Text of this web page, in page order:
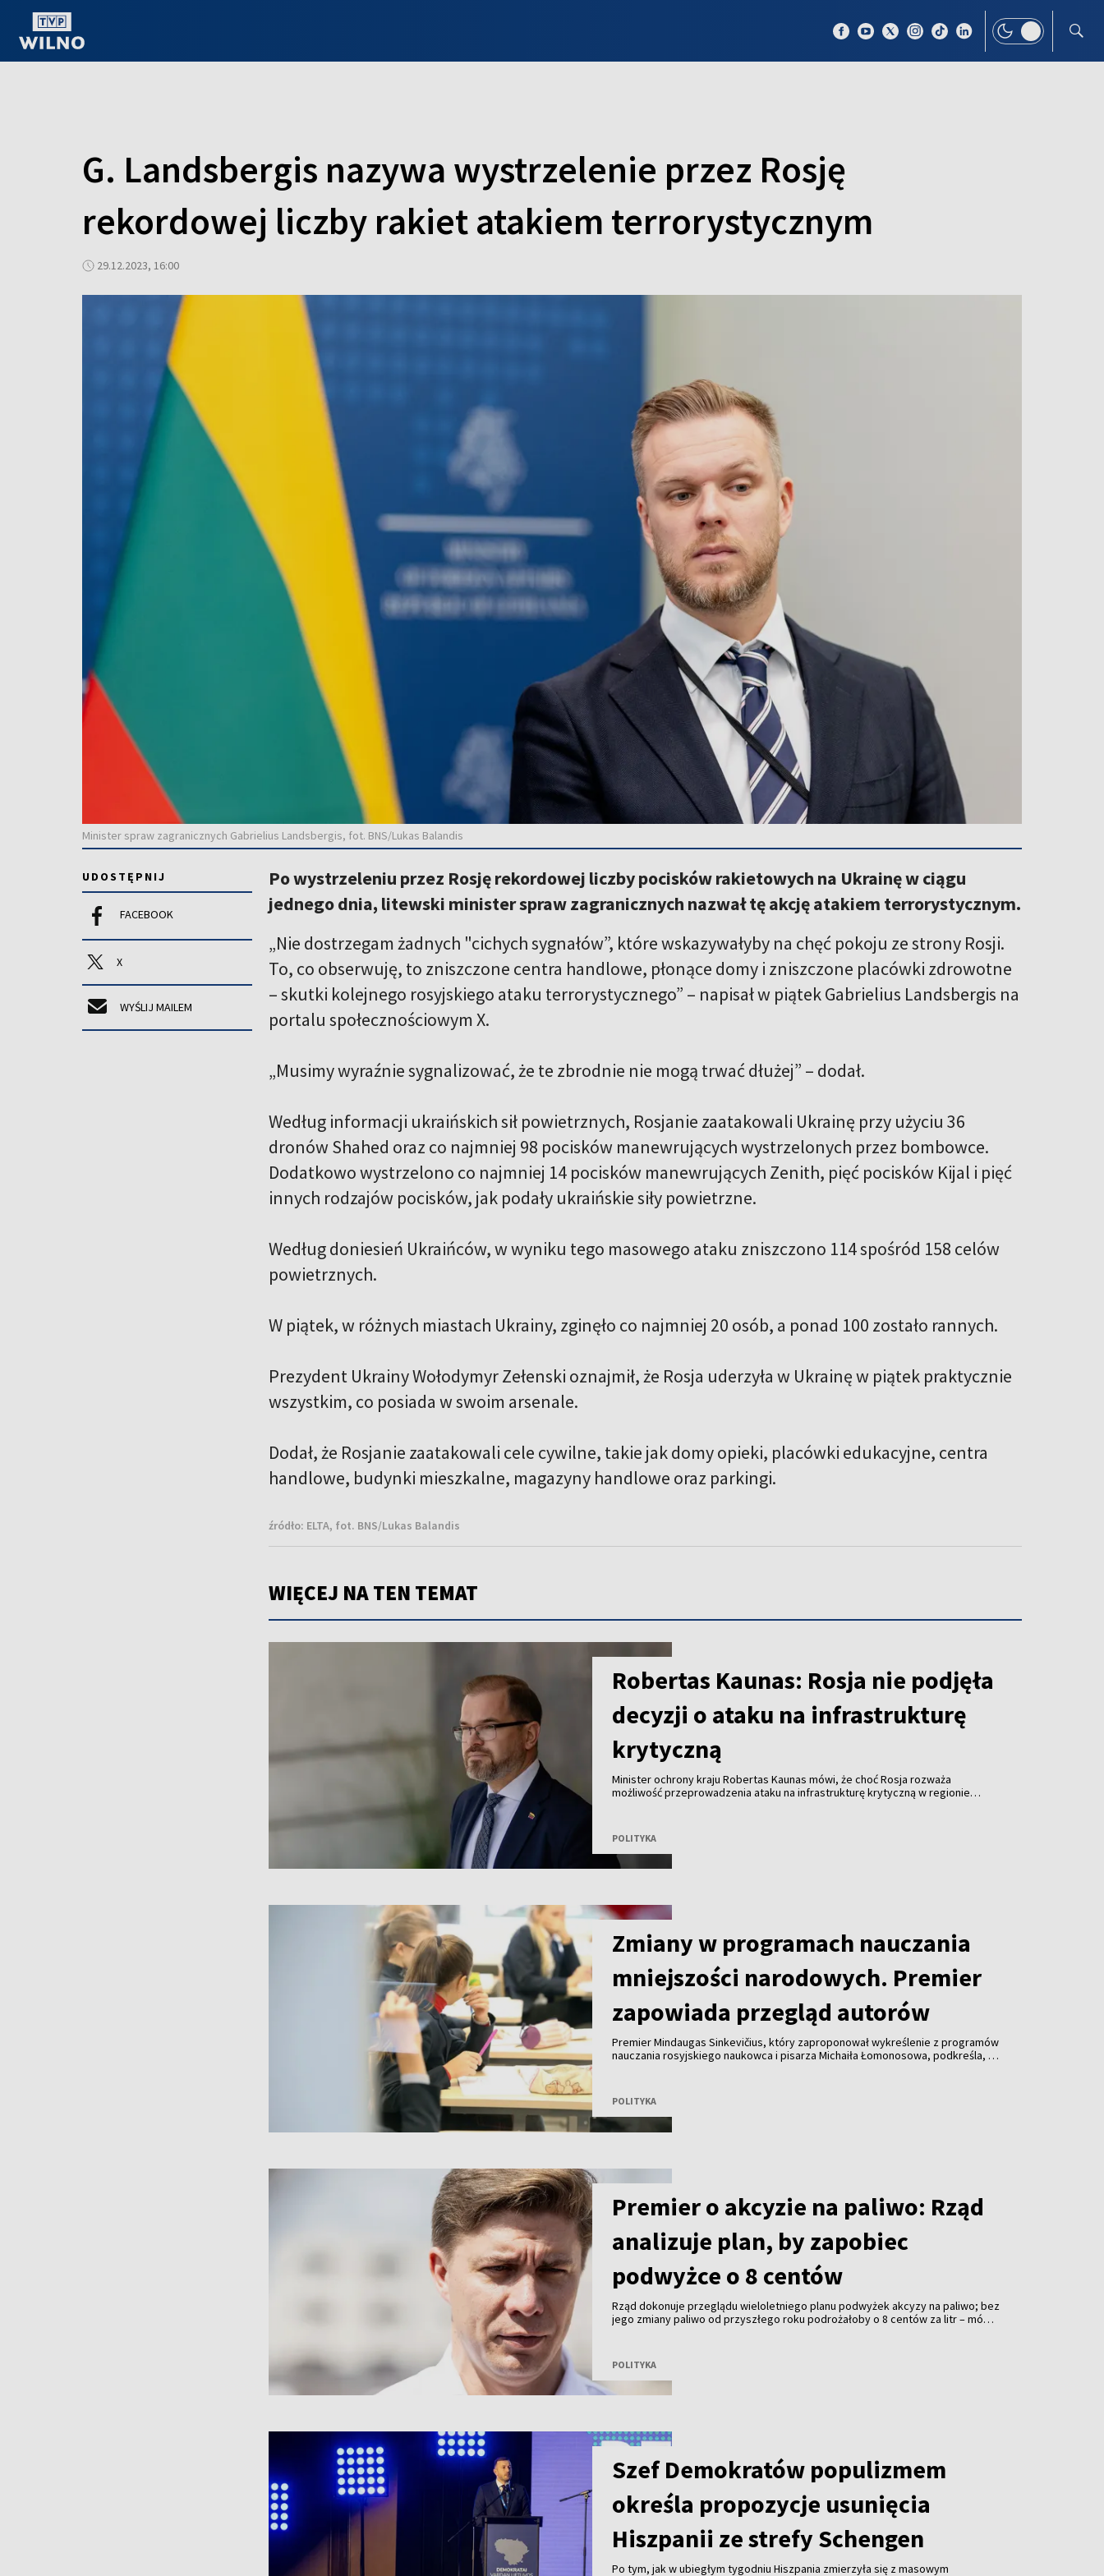
G. Landsbergis nazywa wystrzelenie przez Rosję
rekordowej liczby rakiet atakiem terrorystycznym
29.12.2023, 16:00
Minister spraw zagranicznych Gabrielius Landsbergis, fot. BNS/Lukas Balandis
UDOSTĘPNIJ
FACEBOOK
X
WYŚLIJ MAILEM
Po wystrzeleniu przez Rosję rekordowej liczby pocisków rakietowych na Ukrainę w ciągu
jednego dnia, litewski minister spraw zagranicznych nazwał tę akcję atakiem terrorystycznym.
„Nie dostrzegam żadnych "cichych sygnałów”, które wskazywałyby na chęć pokoju ze strony Rosji.
To, co obserwuję, to zniszczone centra handlowe, płonące domy i zniszczone placówki zdrowotne
– skutki kolejnego rosyjskiego ataku terrorystycznego” – napisał w piątek Gabrielius Landsbergis na
portalu społecznościowym X.
„Musimy wyraźnie sygnalizować, że te zbrodnie nie mogą trwać dłużej” – dodał.
Według informacji ukraińskich sił powietrznych, Rosjanie zaatakowali Ukrainę przy użyciu 36
dronów Shahed oraz co najmniej 98 pocisków manewrujących wystrzelonych przez bombowce.
Dodatkowo wystrzelono co najmniej 14 pocisków manewrujących Zenith, pięć pocisków Kijal i pięć
innych rodzajów pocisków, jak podały ukraińskie siły powietrzne.
Według doniesień Ukraińców, w wyniku tego masowego ataku zniszczono 114 spośród 158 celów
powietrznych.
W piątek, w różnych miastach Ukrainy, zginęło co najmniej 20 osób, a ponad 100 zostało rannych.
Prezydent Ukrainy Wołodymyr Zełenski oznajmił, że Rosja uderzyła w Ukrainę w piątek praktycznie
wszystkim, co posiada w swoim arsenale.
Dodał, że Rosjanie zaatakowali cele cywilne, takie jak domy opieki, placówki edukacyjne, centra
handlowe, budynki mieszkalne, magazyny handlowe oraz parkingi.
źródło: ELTA, fot. BNS/Lukas Balandis
WIĘCEJ NA TEN TEMAT
Robertas Kaunas: Rosja nie podjęła
decyzji o ataku na infrastrukturę
krytyczną
Minister ochrony kraju Robertas Kaunas mówi, że choć Rosja rozważa
możliwość przeprowadzenia ataku na infrastrukturę krytyczną w regionie
POLITYKA
Zmiany w programach nauczania
mniejszości narodowych. Premier
zapowiada przegląd autorów
Premier Mindaugas Sinkevičius, który zaproponował wykreślenie z programów
nauczania rosyjskiego naukowca i pisarza Michaiła Łomonosowa, podkreśla, że
POLITYKA
Premier o akcyzie na paliwo: Rząd
analizuje plan, by zapobiec
podwyżce o 8 centów
Rząd dokonuje przeglądu wieloletniego planu podwyżek akcyzy na paliwo; bez
jego zmiany paliwo od przyszłego roku podrożałoby o 8 centów za litr – mówi
POLITYKA
Szef Demokratów populizmem
określa propozycje usunięcia
Hiszpanii ze strefy Schengen
Po tym, jak w ubiegłym tygodniu Hiszpania zmierzyła się z masowym